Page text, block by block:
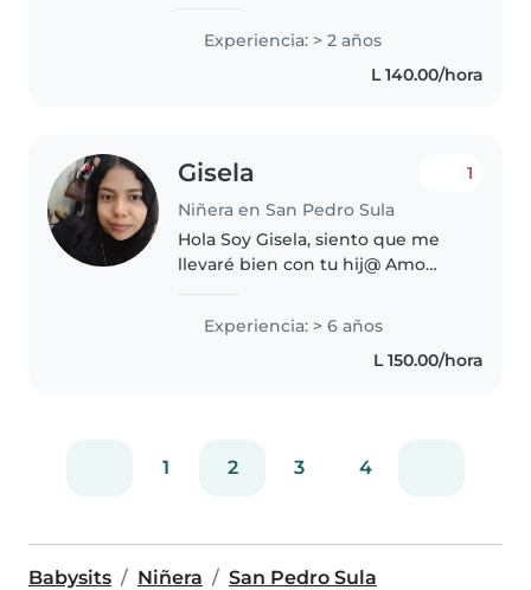
Me encanta leer, la música y
jugar con los más pequeños. Soy
deportista, creativo/a y muy
Experiencia: > 2 años
L 140.00/hora
Gisela
Niñera en San Pedro Sula
1
Hola Soy Gisela, siento que me
llevaré bien con tu hij@ Amo
Experiencia: > 6 años
L 150.00/hora
1 2 3 4
Babysits Niñera San Pedro Sula